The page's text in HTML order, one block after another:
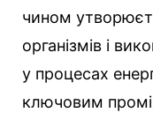
чином
організмів і
у процесах
ключовим